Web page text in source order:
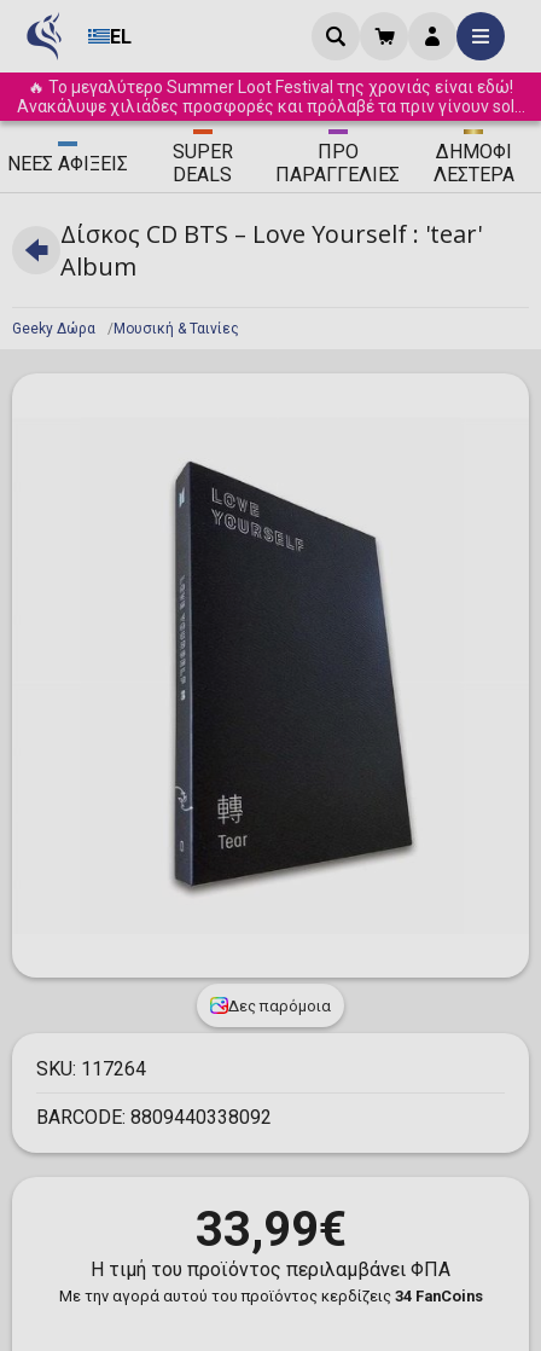
EL
🔥 Το μεγαλύτερο Summer Loot Festival της χρονιάς είναι εδώ!
Ανακάλυψε χιλιάδες προσφορές και πρόλαβέ τα πριν γίνουν sold
out! ☀️
ΝΈΕΣ ΑΦΊΞΕΙΣ
SUPER
DEALS
ΠΡΟ
ΠΑΡΑΓΓΕΛΊΕΣ
ΔΗΜΟΦΙ
ΛΈΣΤΕΡΑ
Geeky Δώρα Μουσική & Ταινίες
Δίσκος CD BTS – Love Yourself : 'tear'
Album
Δες παρόμοια
SKU: 117264
BARCODE: 8809440338092
33,99€
Η τιμή του προϊόντος περιλαμβάνει ΦΠΑ
Με την αγορά αυτού του προϊόντος κερδίζεις 34 FanCoins